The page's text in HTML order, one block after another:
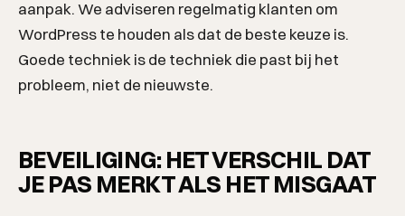
aanpak. We adviseren regelmatig klanten om
WordPress te houden als dat de beste keuze is.
Goede techniek is de techniek die past bij het
probleem, niet de nieuwste.
BEVEILIGING: HET VERSCHIL DAT
JE PAS MERKT ALS HET MISGAAT